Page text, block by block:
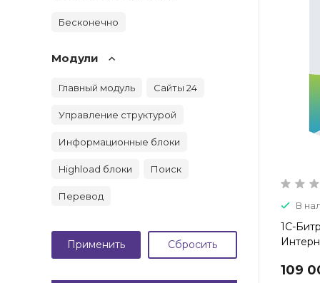
Бесконечно
Модули
Главный модуль Сайты 24
Управление структурой
Информационные блоки
Highload блоки Поиск
Перевод
В
1С-
109